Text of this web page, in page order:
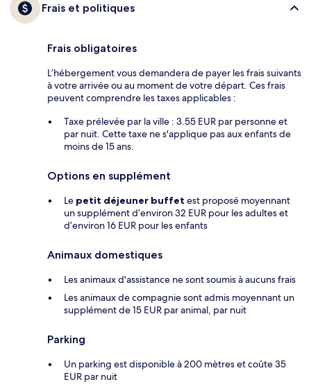
Frais et politiques
Frais obligatoires
L’hébergement vous demandera de payer les frais suivants
à votre arrivée ou au moment de votre départ. Ces frais
peuvent comprendre les taxes applicables :
Taxe prélevée par la ville : 3.55 EUR par personne et
par nuit. Cette taxe ne s'applique pas aux enfants de
moins de 15 ans.
Options en supplément
Le petit déjeuner buffet est proposé moyennant
un supplément d’environ 32 EUR pour les adultes et
d’environ 16 EUR pour les enfants
Animaux domestiques
Les animaux d'assistance ne sont soumis à aucuns frais
Les animaux de compagnie sont admis moyennant un
supplément de 15 EUR par animal, par nuit
Parking
Un parking est disponible à 200 mètres et coûte 35
EUR par nuit